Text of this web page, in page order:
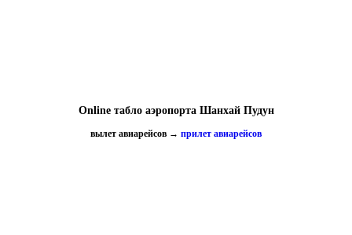
Online табло аэропорта Шанхай Пудун
вылет авиарейсов → прилет авиарейсов